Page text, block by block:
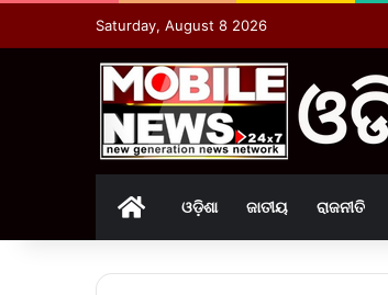
Saturday, August 8 2026
Homeଓଡ଼ିଶା ଜାତୀୟ ରାଜନୀତି